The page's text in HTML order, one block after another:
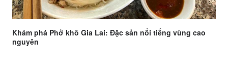
Khám phá Phở khô Gia Lai: Đặc sản nổi tiếng vùng cao
nguyên